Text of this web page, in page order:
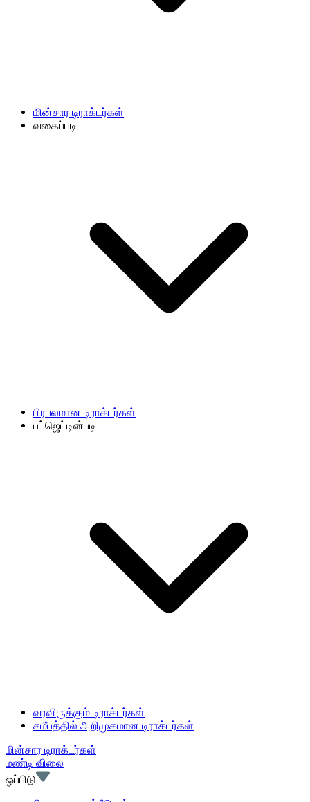
மின்சார டிராக்டர்கள்
வகைப்படி
பிரபலமான டிராக்டர்கள்
பட்ஜெட்டின்படி
வரவிருக்கும் டிராக்டர்கள்
சமீபத்தில் அறிமுகமான டிராக்டர்கள்
மின்சார டிராக்டர்கள்
மண்டி விலை
ஒப்பிடு